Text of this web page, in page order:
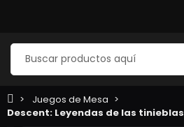
Juegos de Mesa
Descent: Leyendas de las tinieblas